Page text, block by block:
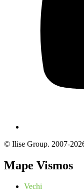
© Ilise Group. 2007-
Mape Vismos
Vechi